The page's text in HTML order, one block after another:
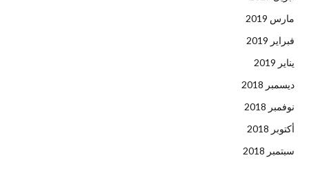
مارس 2019
فبراير 2019
يناير 2019
ديسمبر 2018
نوفمبر 2018
أكتوبر 2018
سبتمبر 2018